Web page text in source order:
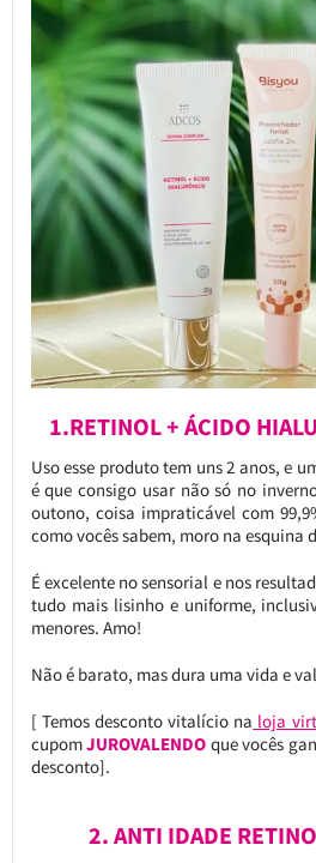
1.RETINOL + ÁCIDO
Uso esse produto tem uns 2 anos, e
é que consigo usar não só no
outono, coisa impraticável com
como vocês sabem, moro na esquina
É excelente no sensorial e nos
tudo mais lisinho e uniforme,
menores. Amo!
Não é barato, mas dura uma vida e
[ Temos desconto vitalício na loja
cupomJUROVALENDO que vocês
desconto].
2. ANTI IDADE